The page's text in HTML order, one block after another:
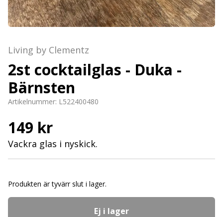
Living by Clementz
2st cocktailglas - Duka -
Bärnsten
Artikelnummer: L522400480
149 kr
Vackra glas i nyskick.
Produkten är tyvärr slut i lager.
Ej i lager